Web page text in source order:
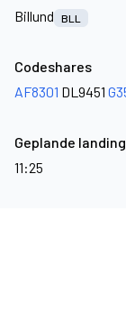
Billund
BLL
Codeshares
AF8301 DL9451
Geplande
11:25